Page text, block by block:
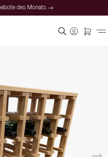
des Monats →